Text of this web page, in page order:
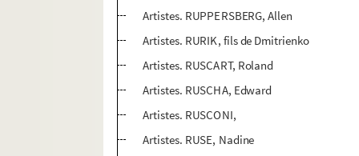
Artistes. RUPPERSBERG, Allen
Artistes. RURIK, fils de Dmitrienko
Artistes. RUSCART, Roland
Artistes. RUSCHA, Edward
Artistes. RUSCONI,
Artistes. RUSE, Nadine